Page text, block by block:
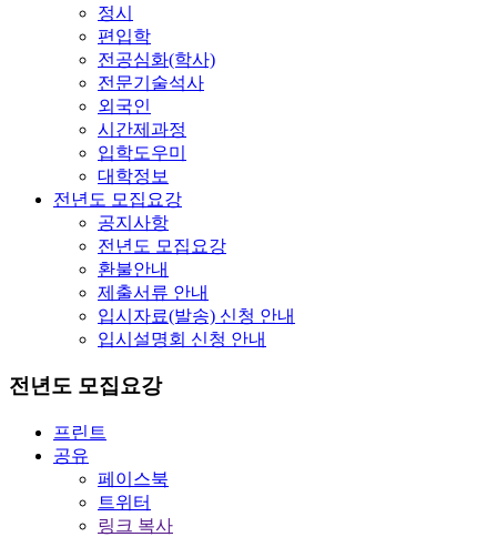
정시
편입학
전공심화(학사)
전문기술석사
외국인
시간제과정
입학도우미
대학정보
전년도 모집요강
공지사항
전년도 모집요강
환불안내
제출서류 안내
입시자료(발송) 신청 안내
입시설명회 신청 안내
전년도 모집요강
프린트
공유
페이스북
트위터
링크 복사